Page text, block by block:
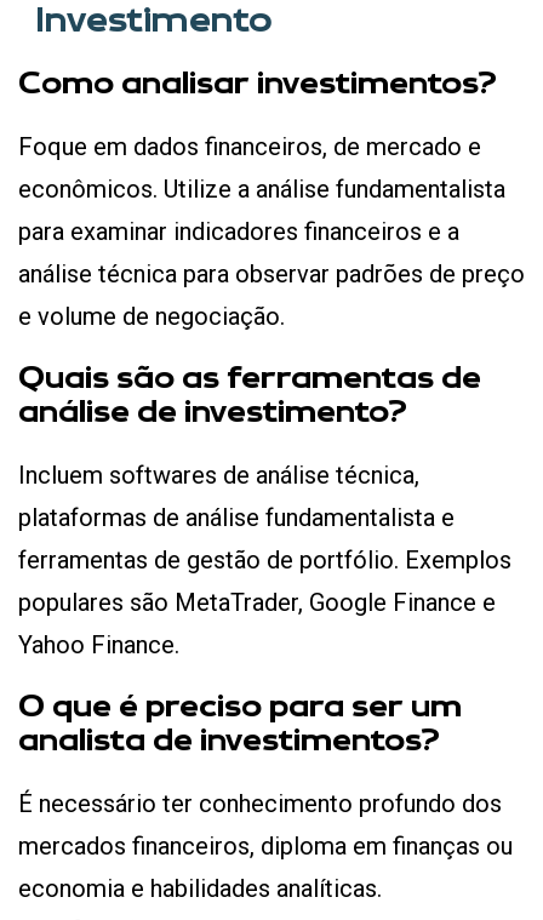
Investimento
Como analisar investimentos?
Foque em dados financeiros, de mercado e
econômicos. Utilize a análise fundamentalista
para examinar indicadores financeiros e a
análise técnica para observar padrões de preço
e volume de negociação.
Quais são as ferramentas de
análise de investimento?
Incluem softwares de análise técnica,
plataformas de análise fundamentalista e
ferramentas de gestão de portfólio. Exemplos
populares são MetaTrader, Google Finance e
Yahoo Finance.
O que é preciso para ser um
analista de investimentos?
É necessário ter conhecimento profundo dos
mercados financeiros, diploma em finanças ou
economia e habilidades analíticas.